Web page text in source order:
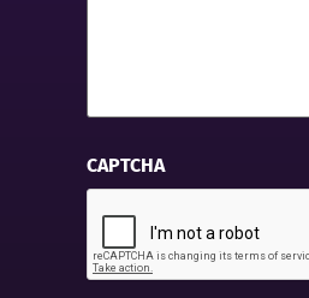
CAPTCHA